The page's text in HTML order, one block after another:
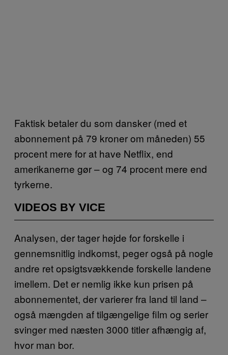
Faktisk betaler du som dansker (med et
abonnement på 79 kroner om måneden) 55
procent mere for at have Netflix, end
amerikanerne gør – og 74 procent mere end
tyrkerne.
VIDEOS BY VICE
Analysen, der tager højde for forskelle i
gennemsnitlig indkomst, peger også på nogle
andre ret opsigtsvækkende forskelle landene
imellem. Det er nemlig ikke kun prisen på
abonnementet, der varierer fra land til land –
også mængden af tilgængelige film og serier
svinger med næsten 3000 titler afhængig af,
hvor man bor.